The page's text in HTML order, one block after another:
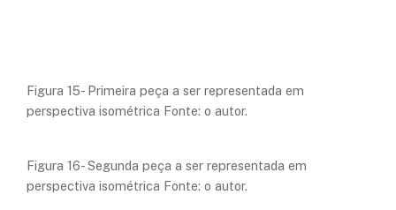
Figura 15- Primeira peça a ser representada em
perspectiva isométrica Fonte: o autor.
Figura 16- Segunda peça a ser representada em
perspectiva isométrica Fonte: o autor.